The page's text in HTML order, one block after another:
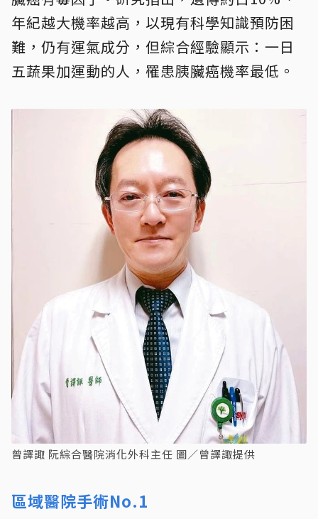
年紀越大機率越高，以現有科學知識預防困
難，仍有運氣成分，但綜合經驗顯示：一日
五蔬果加運動的人，罹患胰臟癌機率最低。
曾譯諏 阮綜合醫院消化外科主任 圖／曾譯諏提供
區域醫院手術No.1